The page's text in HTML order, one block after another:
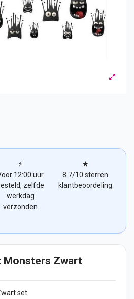
⚡
12:00 uur
zelfde
werkdag
verzonden
★
8.7/10 sterren
klantbeoordeling
Monsters Zwart
set